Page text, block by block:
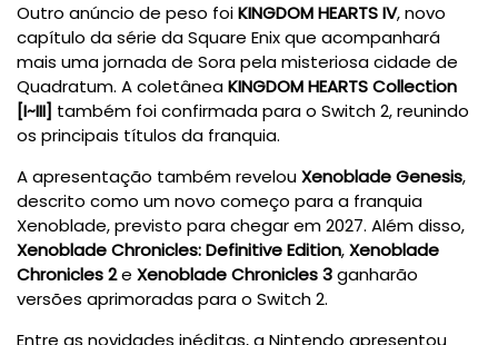
Outro anúncio de peso foiKINGDOM HEARTS IV, novo
capítulo da série da Square Enix que acompanhará
mais uma jornada de Sora pela misteriosa cidade de
Quadratum. A coletâneaKINGDOM HEARTS Collection
[I~III] também foi confirmada para o Switch 2, reunindo
os principais títulos da franquia.
A apresentação também revelouXenoblade Genesis,
descrito como um novo começo para a franquia
Xenoblade, previsto para chegar em 2027. Além disso,
Xenoblade Chronicles: Definitive Edition,Xenoblade
Chronicles 2e Xenoblade Chronicles 3ganharão
versões aprimoradas para o Switch 2.